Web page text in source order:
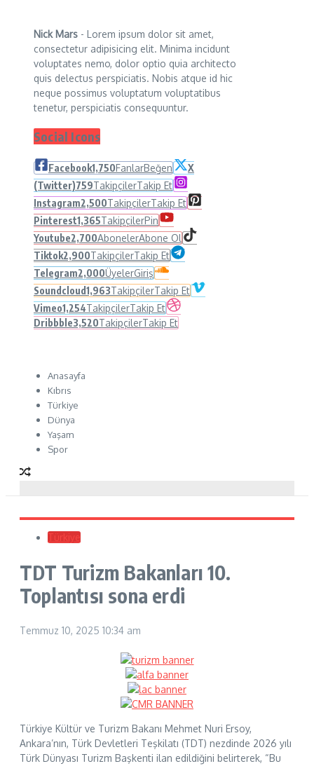
Nick Mars - Lorem ipsum dolor sit amet,
consectetur adipisicing elit. Minima incidunt
voluptates nemo, dolor optio quia architecto
quis delectus perspiciatis. Nobis atque id hic
neque possimus voluptatum voluptatibus
tenetur, perspiciatis consequuntur.
Social Icons
Facebook1,750FanlarBeğen
X
(Twitter)759TakipçilerTakip Et
Instagram2,500TakipçilerTakip Et
Pinterest1,365TakipçilerPin
Youtube2,700AbonelerAbone Ol
Tiktok2,900TakipçilerTakip Et
Telegram2,000ÜyelerGiriş
Soundcloud1,963TakipçilerTakip Et
Vimeo1,254TakipçilerTakip Et
Dribbble3,520TakipçilerTakip Et
Anasayfa
Kıbrıs
Türkiye
Dünya
Yaşam
Spor
Türkiye
TDT Turizm Bakanları 10.
Toplantısı sona erdi
Temmuz 10, 2025 10:34 am
Türkiye Kültür ve Turizm Bakanı Mehmet Nuri Ersoy,
Ankara’nın, Türk Devletleri Teşkilatı (TDT) nezdinde 2026 yılı
Türk Dünyası Turizm Başkenti ilan edildiğini belirterek, “Bu